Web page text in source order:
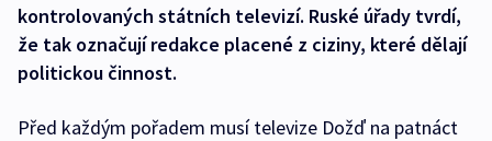
kontrolovaných státních televizí. Ruské úřady tvrdí,
že tak označují redakce placené z ciziny, které dělají
politickou činnost.
Před každým pořadem musí televize Dožď na patnáct